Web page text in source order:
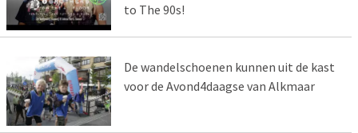
to The 90s!
De wandelschoenen kunnen uit de kast
voor de Avond4daagse van Alkmaar